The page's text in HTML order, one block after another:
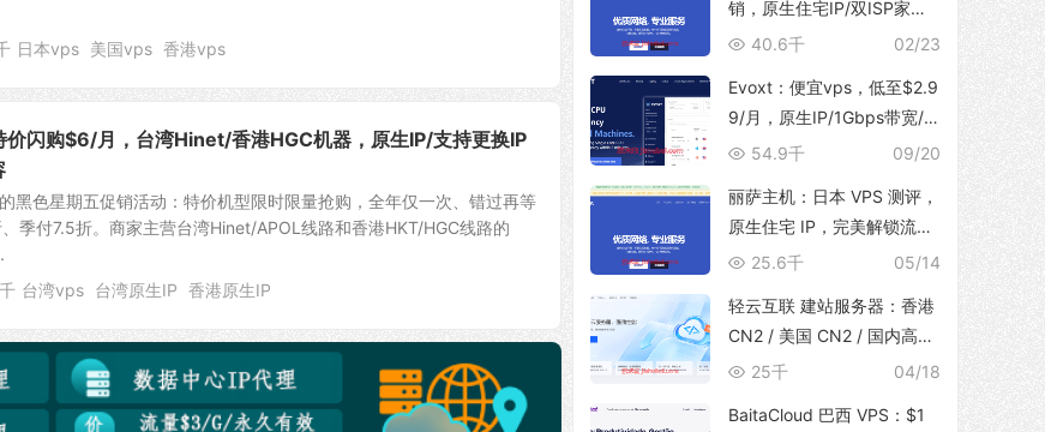
日本vps 美国vps 香港vps
闪购$6/月，台湾Hinet/香港HGC机器，原生IP/支持更换IP
黑色星期五促销活动：特价机型限时限量抢购，全年仅一次、错过再等
季付7.5折。商家主营台湾Hinet/APOL线路和香港HKT/HGC线路的
台湾vps 台湾原生IP 香港原生IP
销，原生住宅IP/双ISP家
宽，支持TikTok运营、解锁
务
02/23
40.6千
Evoxt：便宜vps，低至$2.9
9/月，原生IP/1Gbps带宽/
支持新增多个IP地址，可选
印尼/马来西亚/美国/德国/英
国/波兰等地区
09/20
54.9千
丽萨主机：日本 VPS 测评，
原生住宅 IP，完美解锁流媒
体，支持 TikTok 运营，129
05/14
25.6千
轻云互联 建站服务器：香港
CN2 / 美国 CN2 / 国内高防
BGP，无限流量，建站首选
04/18
25千
BaitaCloud 巴西 VPS：$1